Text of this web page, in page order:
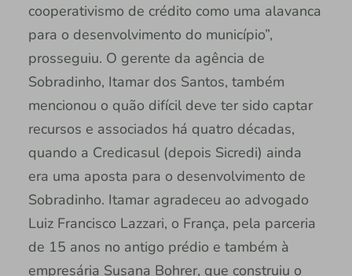
cooperativismo de crédito como uma alavanca
para o desenvolvimento do município”,
prosseguiu. O gerente da agência de
Sobradinho, Itamar dos Santos, também
mencionou o quão difícil deve ter sido captar
recursos e associados há quatro décadas,
quando a Credicasul (depois Sicredi) ainda
era uma aposta para o desenvolvimento de
Sobradinho. Itamar agradeceu ao advogado
Luiz Francisco Lazzari, o França, pela parceria
de 15 anos no antigo prédio e também à
empresária Susana Bohrer, que construiu o